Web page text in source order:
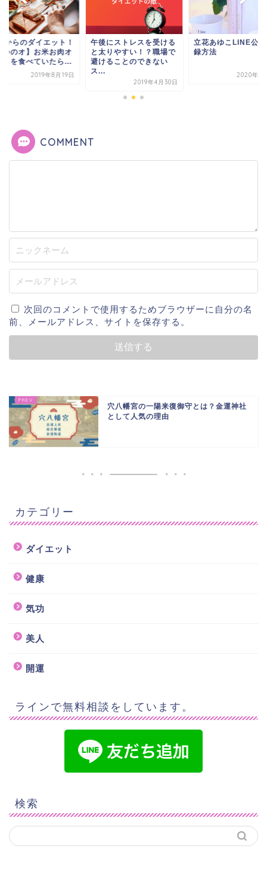
からのダイエット！
つのオ】お米お肉オ
！を食べていたら...
2019年8月19日
午後にストレスを受ける
と太りやすい！？職場で
避けることのできない
ス...
2019年4月30日
立花あゆこLINE公
録方法
2020年1
COMMENT
次回のコメントで使用するためブラウザーに自分の名
前、メールアドレス、サイトを保存する。
穴八幡宮の一陽来復御守とは？金運神社
として人気の理由
カテゴリー
ダイエット
健康
気功
美人
開運
ラインで無料相談をしています。
検索